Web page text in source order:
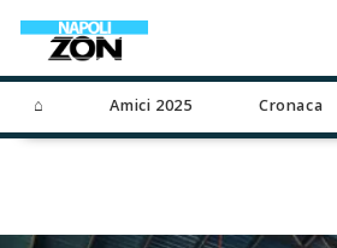
⌂ Amici 2025 Cronaca